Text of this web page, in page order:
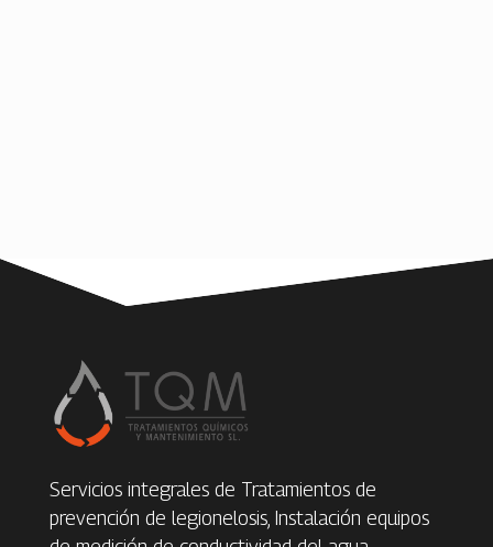
Servicios integrales de Tratamientos de
prevención de legionelosis, Instalación equipos